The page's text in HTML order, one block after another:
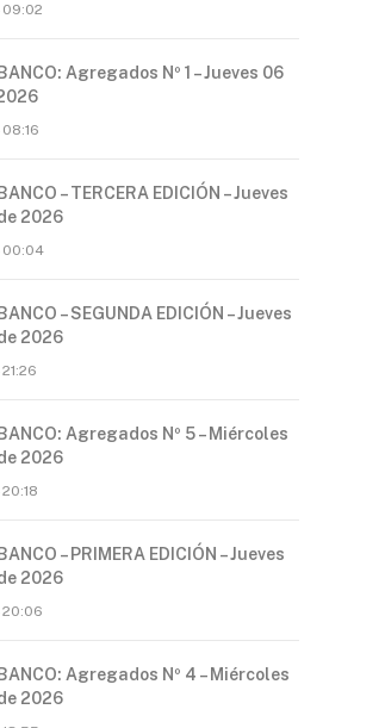
Agregados Nº 1 – Jueves 06
– TERCERA EDICIÓN – Jueves
2026
00:04
– SEGUNDA EDICIÓN – Jueves
2026
Agregados Nº 5 – Miércoles
2026
– PRIMERA EDICIÓN – Jueves
2026
Agregados Nº 4 – Miércoles
2026